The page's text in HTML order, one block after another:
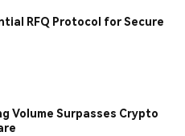
RFQ Protocol for Secure
Volume Surpasses Crypto